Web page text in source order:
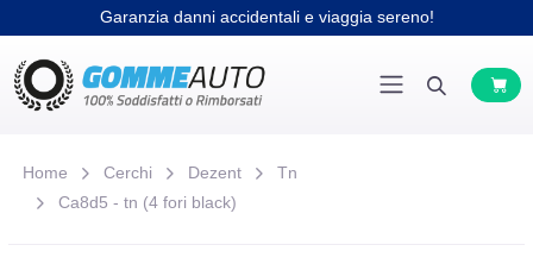
Garanzia danni accidentali e viaggia sereno!
Home Cerchi Dezent
Tn
Ca8d5 - tn (4 fori black)